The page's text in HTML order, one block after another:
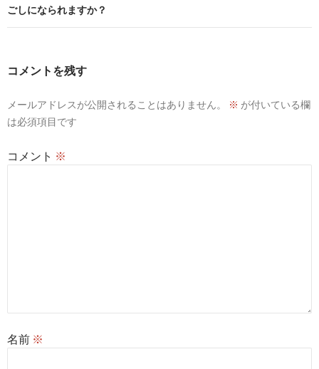
ごしになられますか？
コメントを残す
メールアドレスが公開されることはありません。 ※ が付いている欄
は必須項目です
コメント ※
名前 ※